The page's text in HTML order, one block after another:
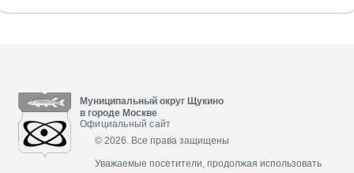
Муниципальный округ Щукино
в городе Москве
Официальный сайт
© 2026. Все права защищены
Уважаемые посетители, продолжая использовать